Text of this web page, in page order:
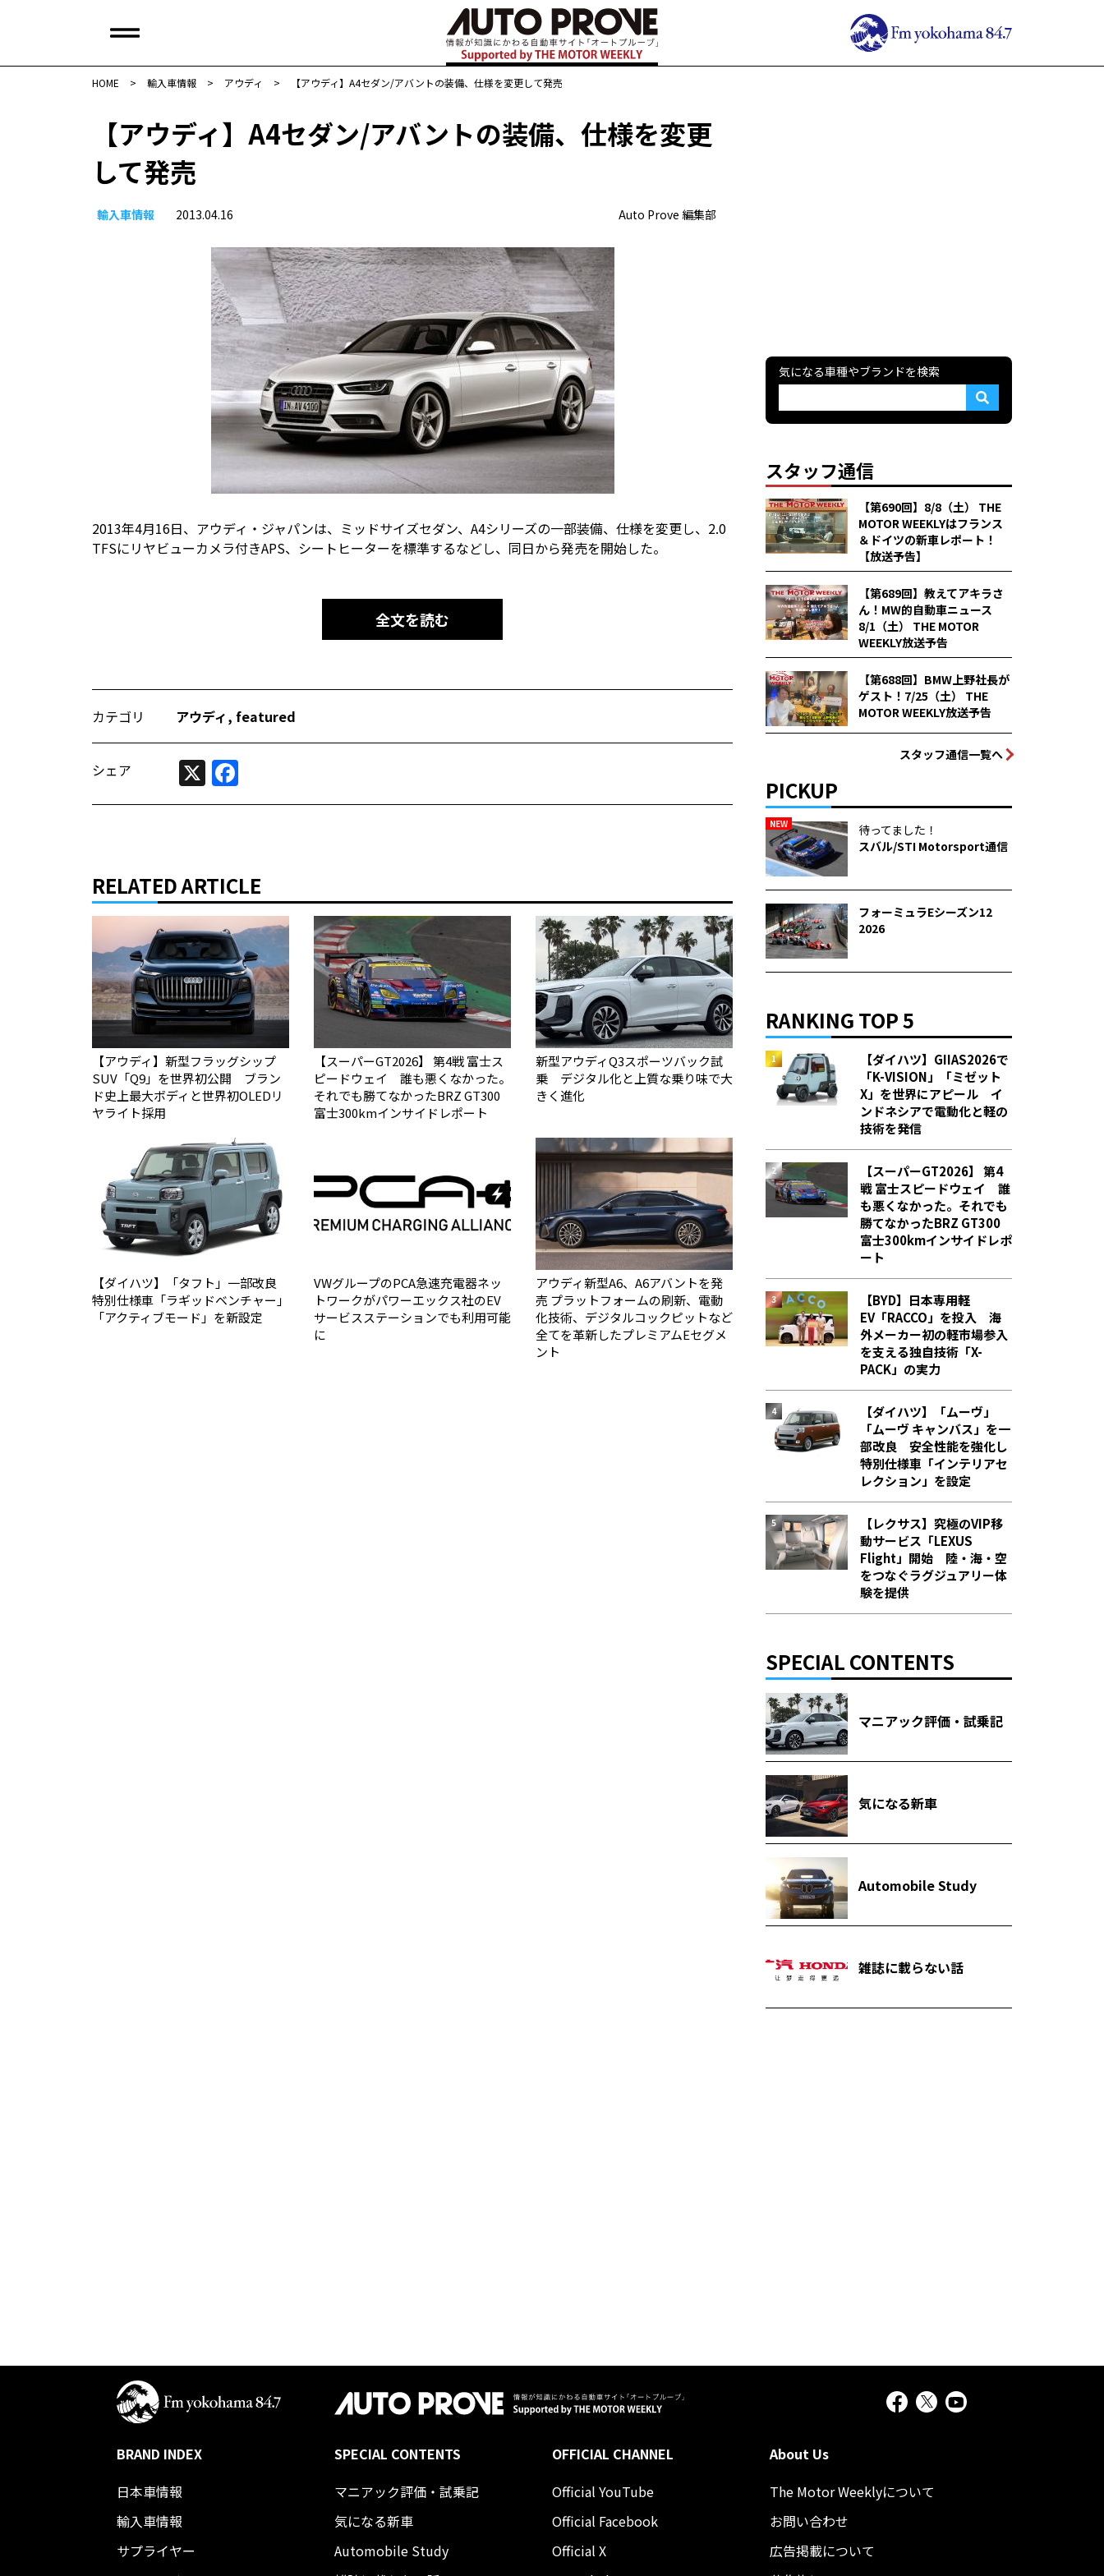
HOME > 輸入車情報 > アウディ > 【アウディ】A4セダン/アバントの装備、仕様を変更して発売
【アウディ】A4セダン/アバントの装備、仕様を変更
して発売
輸入車情報 2013.04.16 Auto Prove 編集部
2013年4月16日、アウディ・ジャパンは、ミッドサイズセダン、A4シリーズの一部装備、仕様を変更し、2.0
TFSにリヤビューカメラ付きAPS、シートヒーターを標準するなどし、同日から発売を開始した。
全文を読む
カテゴリ アウディ, featured
シェア X
RELATED ARTICLE
【アウディ】新型フラッグシップ
SUV「Q9」を世界初公開 ブラン
ド史上最大ボディと世界初OLEDリ
ヤライト採用
【スーパーGT2026】 第4戦 富士ス
ピードウェイ 誰も悪くなかった。
それでも勝てなかった――BRZ GT300
富士300kmインサイドレポート
新型アウディQ3スポーツバック試
乗 デジタル化と上質な乗り味で大
きく進化
【ダイハツ】「タフト」一部改良
特別仕様車「ラギッドベンチャー」
「アクティブモード」を新設定
VWグループのPCA急速充電器ネッ
トワークがパワーエックス社のEV
サービスステーションでも利用可能
に
アウディ新型A6、A6アバントを発
売 プラットフォームの刷新、電動
化技術、デジタルコックピットなど
全てを革新したプレミアムEセグメ
ント
気になる車種やブランドを検索
スタッフ通信
【第690回】8/8（土） THE
MOTOR WEEKLYはフランス
＆ドイツの新車レポート！
【放送予告】
【第689回】教えてアキラさ
ん！MW的自動車ニュース
8/1（土） THE MOTOR
WEEKLY放送予告
【第688回】BMW上野社長が
ゲスト！7/25（土） THE
MOTOR WEEKLY放送予告
スタッフ通信一覧へ
PICKUP
NEW
待ってました！
スバル/STI Motorsport通信
フォーミュラEシーズン12
2026
RANKING TOP 5
【ダイハツ】GIIAS2026で
「K-VISION」「ミゼット
X」を世界にアピール イ
ンドネシアで電動化と軽の
技術を発信
【スーパーGT2026】 第4
戦 富士スピードウェイ 誰
も悪くなかった。それでも
勝てなかった――BRZ GT300
富士300kmインサイドレポ
ート
【BYD】日本専用軽
EV「RACCO」を投入 海
外メーカー初の軽市場参入
を支える独自技術「X-
PACK」の実力
【ダイハツ】「ムーヴ」
「ムーヴ キャンバス」を一
部改良 安全性能を強化し
特別仕様車「インテリアセ
レクション」を設定
【レクサス】究極のVIP移
動サービス「LEXUS
Flight」開始 陸・海・空
をつなぐラグジュアリー体
験を提供
SPECIAL CONTENTS
マニアック評価・試乗記
気になる新車
Automobile Study
雑誌に載らない話
BRAND INDEX
日本車情報​
輸入車情報
サプライヤー
SPECIAL CONTENTS
マニアック評価・試乗記
気になる新車
Automobile Study
OFFICIAL CHANNEL
Official YouTube
Official Facebook
Official X
About Us
The Motor Weeklyについて
お問い合わせ
広告掲載について